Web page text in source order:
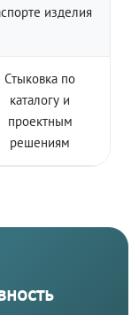
изделия
Стыковка по
каталогу и
проектным
решениям